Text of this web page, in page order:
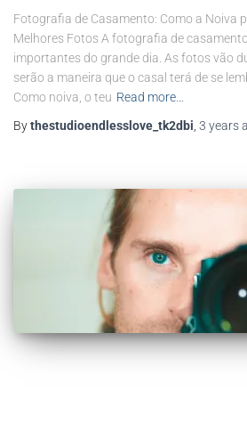
Fotografia de Casamento: Como a Noiva
Melhores Fotos A fotografia de
importantes do grande dia. As fotos vão
serão a maneira que o casal terá de se
Como noiva, o teu Read more…
Bythestudioendlesslove_tk2dbi 3 years